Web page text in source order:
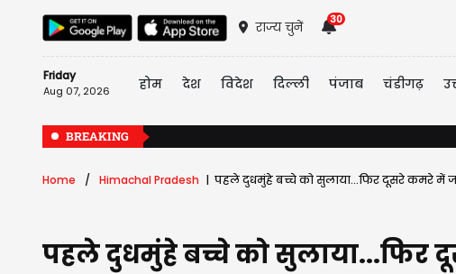
राज्य चुनें
30
Friday
Aug 07, 2026 होम देश विदेश दिल्ली पंजाब चंडीगढ़
BREAKING
Home Himachal Pradesh पहले दुधमुंहे बच्चे को सुलाया...फिर दूसरे कमरे में
पहले दुधमुंहे बच्चे को सुलाया...फिर